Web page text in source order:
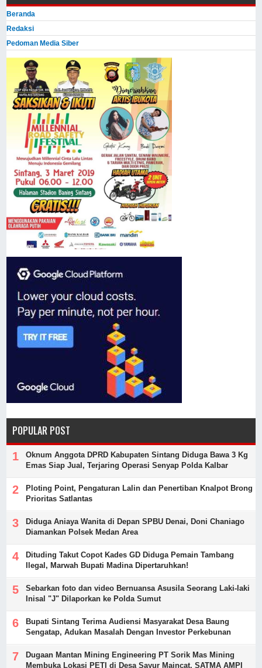
Beranda
Redaksi
Pedoman Media Siber
POPULAR POST
Oknum Anggota DPRD Kabupaten Sintang Diduga Bawa 3 Kg
Emas Siap Jual, Terjaring Operasi Senyap Polda Kalbar
Ploting Point, Pengaturan Lalin dan Penertiban Knalpot Brong
Prioritas Satlantas
Diduga Aniaya Wanita di Depan SPBU Denai, Doni Chaniago
Diamankan Polsek Medan Area
Dituding Takut Copot Kades GD Diduga Pemain Tambang
Ilegal, Marwah Bupati Madina Dipertaruhkan!
Sebarkan foto dan video Bernuansa Asusila Seorang Laki-laki
Inisal "J" Dilaporkan ke Polda Sumut
Bupati Sintang Terima Audiensi Masyarakat Desa Baung
Sengatap, Adukan Masalah Dengan Investor Perkebunan
Dugaan Mantan Mining Engineering PT Sorik Mas Mining
Membuka Lokasi PETI di Desa Sayur Maincat, SATMA AMPI